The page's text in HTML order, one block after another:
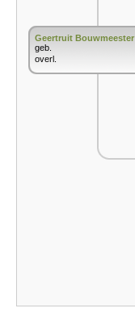
Geertruit Bouwmeester
geb.
overl.